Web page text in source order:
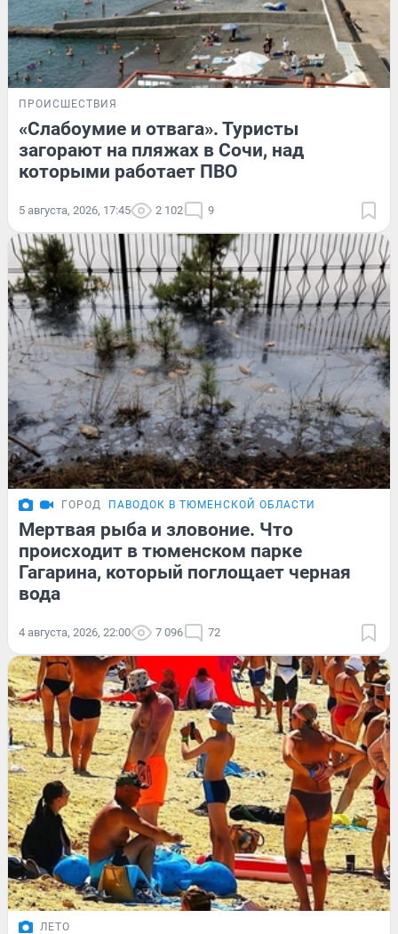
ПРОИСШЕСТВИЯ
«Слабоумие и отвага». Туристы
загорают на пляжах в Сочи, над
которыми работает ПВО
5 августа, 2026, 17:45 2 102 9
ГОРОД ПАВОДОК В ТЮМЕНСКОЙ ОБЛАСТИ
Мертвая рыба и зловоние. Что
происходит в тюменском парке
Гагарина, который поглощает черная
вода
4 августа, 2026, 22:00 7 096 72
ЛЕТО